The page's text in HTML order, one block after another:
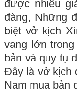
được nhiều
đàng, Những
biệt vở kịch
vang lớn
bản và quy tụ
Đây là vở kịch
Nam mua bản